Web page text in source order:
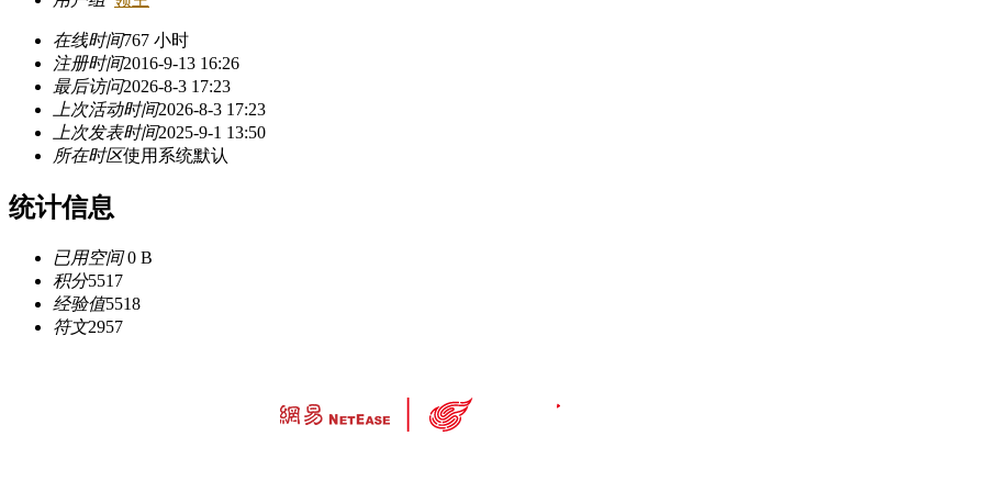
在线时间767 小时
注册时间2016-9-13 16:26
最后访问2026-8-3 17:23
上次活动时间2026-8-3 17:23
上次发表时间2025-9-1 13:50
所在时区使用系统默认
统计信息
已用空间0 B
积分5517
经验值5518
符文2957